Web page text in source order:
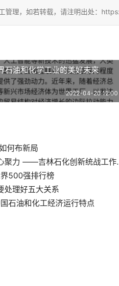
管理，如若转载，请注明出处：
石油和化学工业的美好未来
2022-04-20 12:00
何布新局
用长效机制
500强排行榜
处理好五大关系
石油和化工经济运行特点